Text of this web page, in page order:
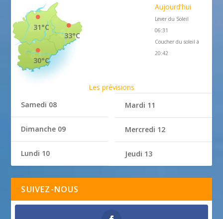
33°C
31°C
30°C
Aujourd'hui
Lever du Soleil
06:31
Coucher du soleil à
20:42
Les prévisions
Samedi 08
Dimanche 09
Lundi 10
Mardi 11
Mercredi 12
Jeudi 13
SUIVEZ-NOUS